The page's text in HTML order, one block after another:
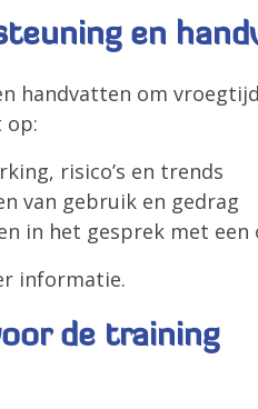
en
handvatten om
op:
risico’s en trends
van gebruik en gedrag
in het gesprek met
informatie.
de training